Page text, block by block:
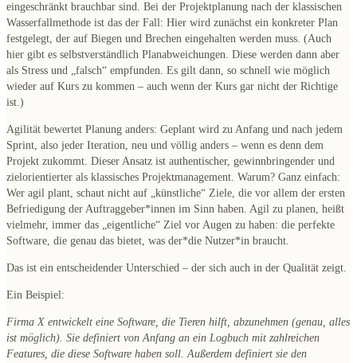
eingeschränkt brauchbar sind. Bei der Projektplanung nach der klassischen
Wasserfallmethode ist das der Fall: Hier wird zunächst ein konkreter Plan
festgelegt, der auf Biegen und Brechen eingehalten werden muss. (Auch
hier gibt es selbstverständlich Planabweichungen. Diese werden dann aber
als Stress und „falsch“ empfunden. Es gilt dann, so schnell wie möglich
wieder auf Kurs zu kommen – auch wenn der Kurs gar nicht der Richtige
ist.)
Agilität bewertet Planung anders: Geplant wird zu Anfang und nach jedem
Sprint, also jeder Iteration, neu und völlig anders – wenn es denn dem
Projekt zukommt. Dieser Ansatz ist authentischer, gewinnbringender und
zielorientierter als klassisches Projektmanagement. Warum? Ganz einfach:
Wer agil plant, schaut nicht auf „künstliche“ Ziele, die vor allem der ersten
Befriedigung der Auftraggeber*innen im Sinn haben. Agil zu planen, heißt
vielmehr, immer das „eigentliche“ Ziel vor Augen zu haben: die perfekte
Software, die genau das bietet, was der*die Nutzer*in braucht.
Das ist ein entscheidender Unterschied – der sich auch in der Qualität zeigt.
Ein Beispiel:
Firma X entwickelt eine Software, die Tieren hilft, abzunehmen (genau, alles
ist möglich). Sie definiert von Anfang an ein Logbuch mit zahlreichen
Features, die diese Software haben soll. Außerdem definiert sie den